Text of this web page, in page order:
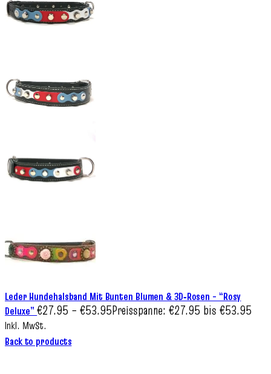
Leder Hundehalsband Mit Bunten Blumen & 3D‑Rosen – “Rosy
Deluxe”€27.95 –€53.95Preisspanne: €27.95 bis €53.95
Inkl. MwSt.
Back to products